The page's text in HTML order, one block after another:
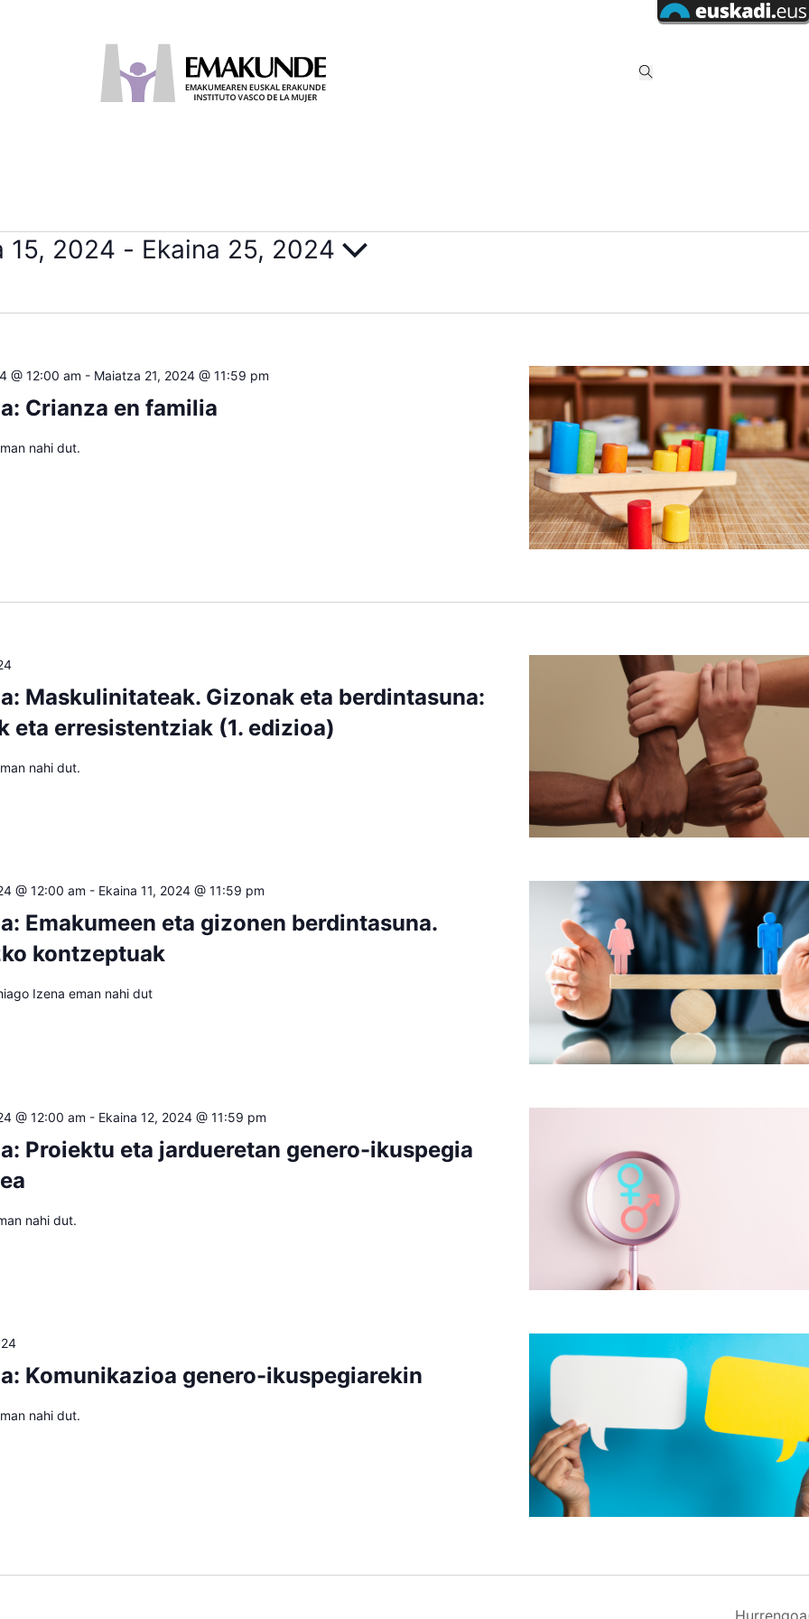
15, 2024 - Ekaina 25, 2024
Crianza en familia
@ 12:00 am - Maiatza 21, 2024 @ 11:59 pm
nahi dut.
Maskulinitateak. Gizonak eta berdintasuna:
eta erresistentziak (1. edizioa)
nahi dut.
Emakumeen eta gizonen berdintasuna.
kontzeptuak
@ 12:00 am - Ekaina 11, 2024 @ 11:59 pm
Izena eman nahi dut
Proiektu eta jardueretan genero-ikuspegia
@ 12:00 am - Ekaina 12, 2024 @ 11:59 pm
nahi dut.
Komunikazioa genero-ikuspegiarekin
nahi dut.